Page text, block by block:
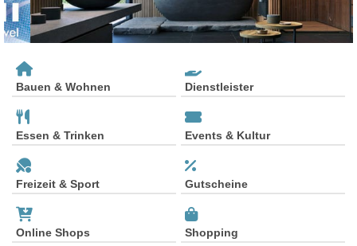
Bauen & Wohnen Dienstleister
Essen & Trinken Events & Kultur
Freizeit & Sport Gutscheine
Online Shops Shopping